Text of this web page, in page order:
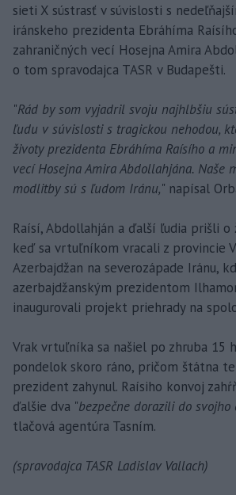
sieti X sústrasť v súvislosti s
iránskeho prezidenta Ebráhíma
zahraničných vecí Hosejna Amira
o tom spravodajca TASR v Budapešti.
"Rád by som vyjadril svoju najhlbšiu
ľudu v súvislosti s tragickou nehodou,
životy prezidenta Ebráhíma Raísího a
vecí Hosejna Amira Abdollahjána. Naše
modlitby sú s ľudom Iránu," napísal
Raísí, Abdollahján a ďalší ľudia prišli o
keď sa vrtuľníkom vracali z provincie
Azerbajdžan na severozápade Iránu,
azerbajdžanským prezidentom
inaugurovali projekt priehrady na
Vrak vrtuľníka sa našiel po zhruba 15
pondelok skoro ráno, pričom štátna
prezident zahynul. Raísiho konvoj
ďalšie dva "bezpečne dorazili do svojho
tlačová agentúra Tasním.
(spravodajca TASR Ladislav Vallach)